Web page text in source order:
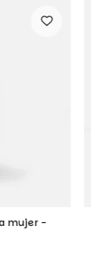
mujer -